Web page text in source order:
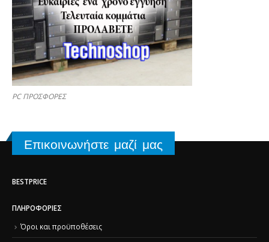
PC ΠΡΟΣΦΟΡΕΣ
Επικοινωνήστε μαζί μας
BESTPRICE
ΠΛΗΡΟΦΟΡΊΕΣ
Όροι και προϋποθέσεις